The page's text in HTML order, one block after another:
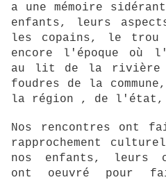
a une mémoire
enfants, leurs
les copains, le trou
encore l'époque où
au lit de la rivière
foudres de la
la région , de l'état,
Nos rencontres ont
rapprochement
nos enfants, leurs
ont oeuvré pour